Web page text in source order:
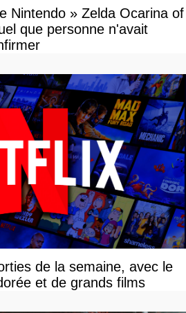
Nintendo » Zelda Ocarina of
que personne n'avait
de la semaine, avec le
et de grands films